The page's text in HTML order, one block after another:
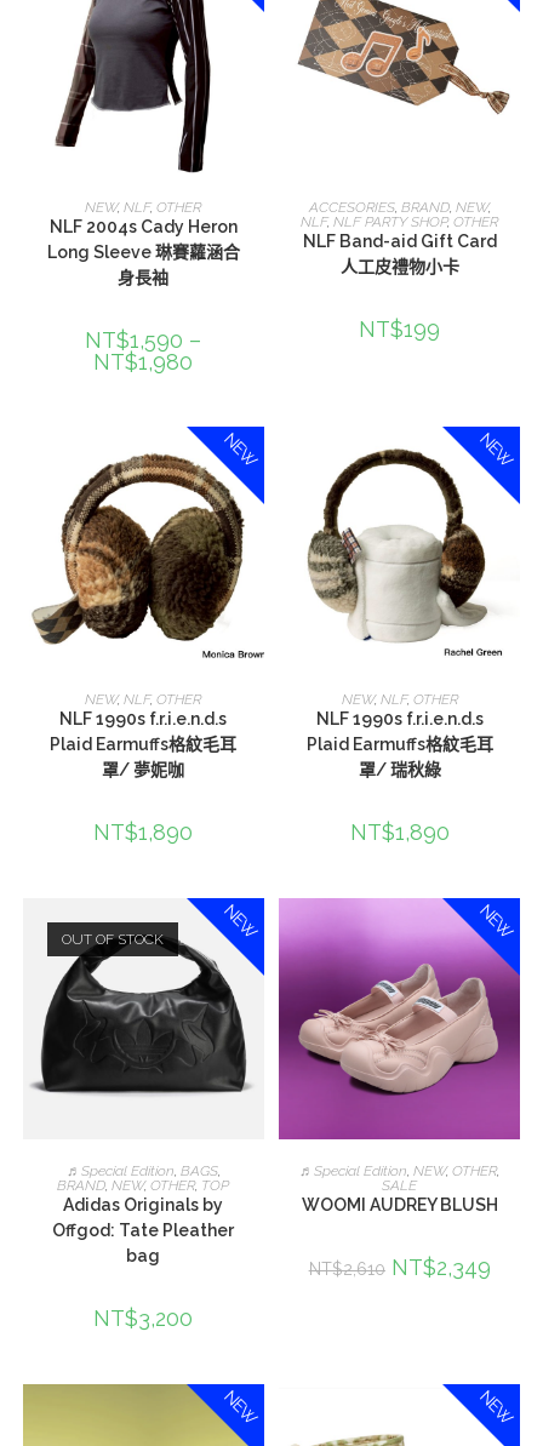
選擇規格
NEW,NLF,OTHER
NLF 2004s Cady Heron
Long Sleeve 琳賽蘿涵合
身長袖
NT$1,590 –
NT$1,980
加入購物車
ACCESORIES, BRAND, NEW,
NLF,NLF PARTY SHOP,OTHER
NLF Band-aid Gift Card
人工皮禮物小卡
NT$199
NEW
選擇規格
NEW,NLF,OTHER
NLF 1990s f.r.i.e.n.d.s
Plaid Earmuffs格紋毛耳
罩/ 夢妮咖
NT$1,890
NEW
選擇規格
NEW, NLF, OTHER
NLF 1990s f.r.i.e.n.d.s
Plaid Earmuffs格紋毛耳
罩/ 瑞秋綠
NT$1,890
NEW
OUT OF STOCK
查看內容
♬Special Edition, BAGS,
BRAND,NEW,OTHER, TOP
Adidas Originals by
Offgod: Tate Pleather
bag
NT$3,200
NEW
加入購物車
♬Special Edition,NEW,OTHER,
SALE
WOOMI AUDREY BLUSH
NT$2,610 NT$2,349
NEW NEW